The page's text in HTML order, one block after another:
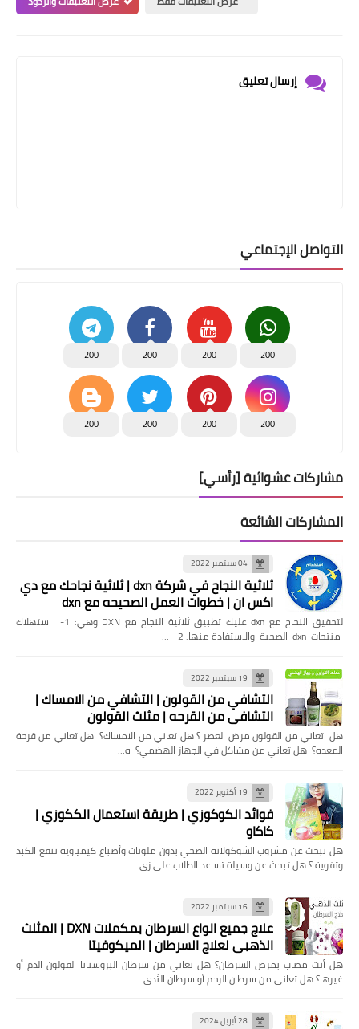
إرسال تعليق
التواصل الإجتماعي
200
200
200
200
200
200
200
200
مشاركات عشوائية [رأسي]
المشاركات الشائعة
04 سبتمبر 2022
ثلاثية النجاح في شركة dxn | ثلاثية نجاحك مع دي
اكس ان | خطوات العمل الصحيحه مع dxn
لتحقيق النجاح مع dxn عليك تطبيق ثلاثية النجاح مع DXN وهي: 1- استهلاك
منتجات dxn الصحية والاستفادة منها. 2- …
19 سبتمبر 2022
التشافي من القولون | التشافي من الامساك |
التشافي من القرحه | مثلث القولون
هل تعاني من القولون مرض العصر ؟ هل تعاني من الامساك؟ هل تعاني من قرحة
المعده؟ هل تعاني من مشاكل في الجهاز الهضمي؟ ه…
19 أكتوبر 2022
فوائد الكوكوزي | طريقة استعمال الككوزي |
كاكاو
هل تبحث عن مشروب الشوكولاته الصحي بدون ملونات وأصباغ كيمياوية تنفع الكبد
وتقوية ؟ هل تبحث عن وسيلة تساعد الطلاب على زي…
16 سبتمبر 2022
علاج جميع انواع السرطان بمكملات DXN | المثلث
الذهبي لعلاج السرطان | الميكوفيتا
هل ‏أنت مصاب بمرض السرطان؟ هل تعاني من سرطان البروستاتا القولون الدم أو
غيرها؟ ‏هل تعاني من سرطان الرحم أو سرطان الثدي …
28 أبريل 2024